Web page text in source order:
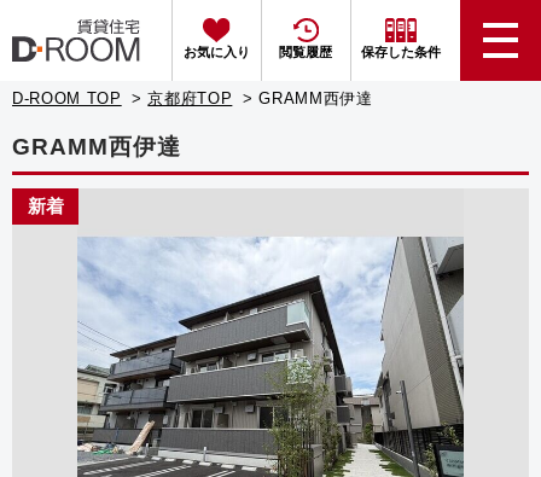
お気に入り 閲覧履歴 保存した条件
D-ROOM TOP 京都府TOP GRAMM西伊達
GRAMM西伊達
新着